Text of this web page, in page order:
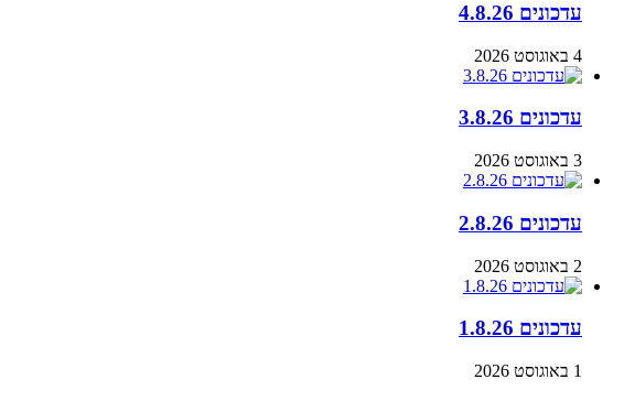
עדכונים 4.8.26
4 באוגוסט 2026
עדכונים 3.8.26
3 באוגוסט 2026
עדכונים 2.8.26
2 באוגוסט 2026
עדכונים 1.8.26
1 באוגוסט 2026